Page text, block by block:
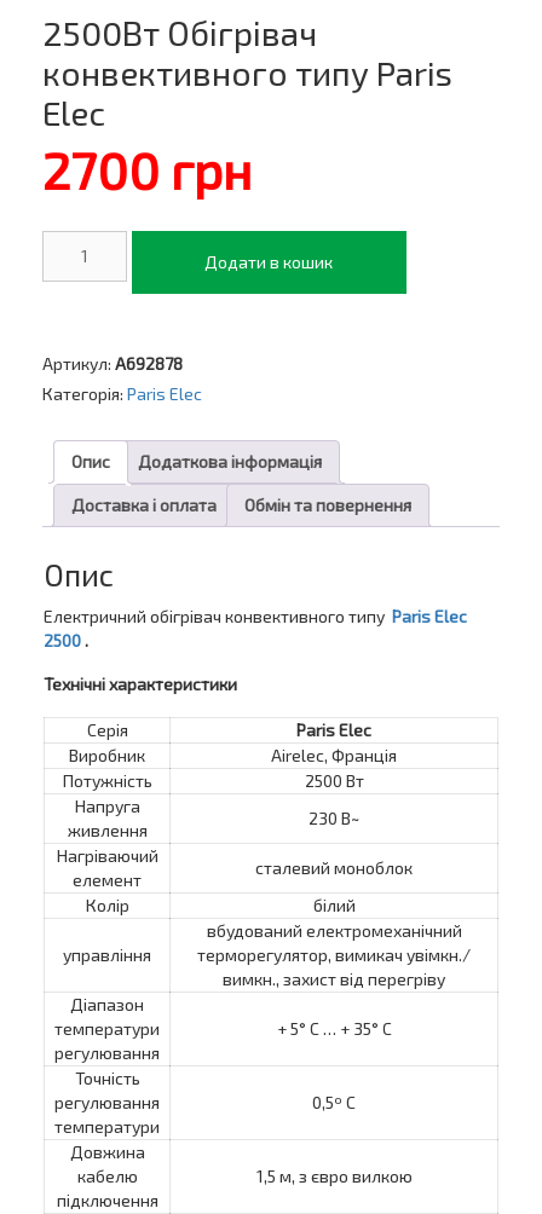
2500Вт Обігрівач
конвективного типу Paris
Elec
2700 грн
Обігрівач
конвективного
Elec
кількість
Додати в кошик
Артикул: A692878
Категорія: Paris Elec
Опис Додаткова інформація
Доставка і оплата Обмін та повернення
Опис
Електричний обігрівач конвективного типу Paris Elec
2500.
Технічні характеристики
Серія
Paris Elec
Виробник
Airelec, Франція
Потужність
2500 Вт
Напруга
живлення
230 В~
Нагріваючий
елемент
сталевий моноблок
Колір
білий
управління
вбудований електромеханічний
терморегулятор, вимикач увімкн./
вимкн., захист від перегріву
Діапазон
температури
регулювання
+ 5° C … + 35° C
Точність
регулювання
температури
0,5º С
Довжина
кабелю
підключення
1,5 м, з євро вилкою